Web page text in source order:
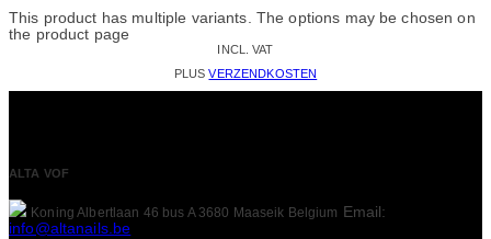
This product has multiple variants. The options may be chosen on
the product page
INCL. VAT
PLUSVERZENDKOSTEN
ALTA VOF
Koning Albertlaan 46 bus A 3680 Maaseik Belgium Email:
info@altanails.be